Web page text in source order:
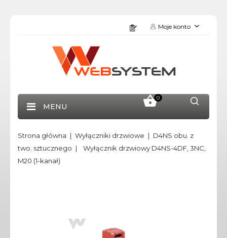
Moje konto
0
MENU
Strona główna Wyłączniki drzwiowe
D4NS obu. z
two. sztucznego
Wyłącznik drzwiowy D4NS-4DF, 3NC,
M20 (1-kanał)